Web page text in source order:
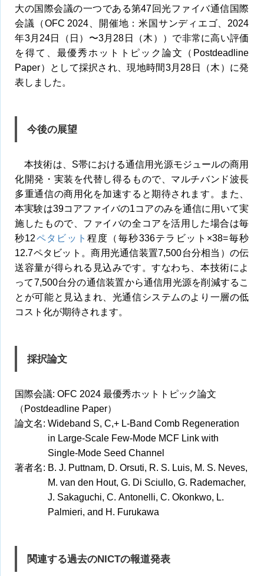
大の国際会議の一つである第47回光ファイバ通信国際
会議（OFC 2024、開催地：米国サンディエゴ、2024
年3月24日（日）〜3月28日（木））で非常に高い評価
を得て、最優秀ホットトピック論文（Postdeadline
Paper）として採択され、現地時間3月28日（木）に発
表しました。
今後の展望
本技術は、S帯における通信用光源モジュールの商用
化開発・実装を代替し得るもので、マルチバンド波長
多重通信の商用化を加速すると期待されます。また、
本実験は39コアファイバの1コアのみを通信に用いて実
施したもので、ファイバの全コアを活用した場合は毎
秒12ペタビット程度（毎秒336テラビット×38=毎秒
12.7ペタビット。商用光通信装置7,500台分相当）の伝
送容量が得られる見込みです。すなわち、本技術によ
って7,500台分の通信装置から通信用光源を削減するこ
とが可能と見込まれ、光通信システムのより一層の低
コスト化が期待されます。
採択論文
国際会議: OFC 2024 最優秀ホットトピック論文
（Postdeadline Paper）
論文名: Wideband S, C,+ L-Band Comb Regeneration
in Large-Scale Few-Mode MCF Link with
Single-Mode Seed Channel
著者名: B. J. Puttnam, D. Orsuti, R. S. Luis, M. S. Neves,
M. van den Hout, G. Di Sciullo, G. Rademacher,
J. Sakaguchi, C. Antonelli, C. Okonkwo, L.
Palmieri, and H. Furukawa
関連する過去のNICTの報道発表